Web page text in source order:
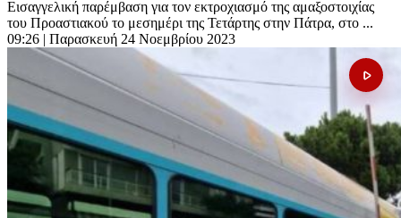
Εισαγγελική παρέμβαση για τον εκτροχιασμό της αμαξοστοιχίας
του Προαστιακού το μεσημέρι της Τετάρτης στην Πάτρα, στο ...
09:26 | Παρασκευή 24 Νοεμβρίου 2023